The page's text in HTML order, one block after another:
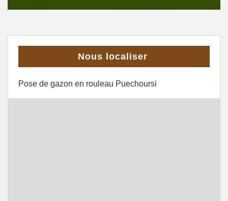
Nous localiser
Pose de gazon en rouleau Puechoursi